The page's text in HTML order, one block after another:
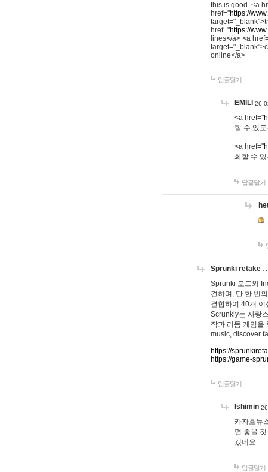
this is good. <a
href="https://
href="https://
lines</a> <a
online</a>
답글달기
EMILI 26-
<a href="
할 수 있
<a href="
화할 수
답글달기
Sprunki retake
Sprunki 모드와
견하며, 단 한 번
결합하여 40개
Scrunkly는 사랑
작과 리듬 게임을
music, discover
https://
https://game-
답글달기
lshimin
카자흐뉴
면 좋을
겠네요.
답글달기